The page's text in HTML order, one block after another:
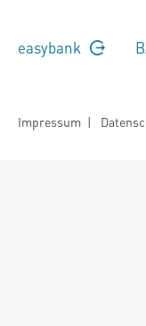
easybank
Impressum |